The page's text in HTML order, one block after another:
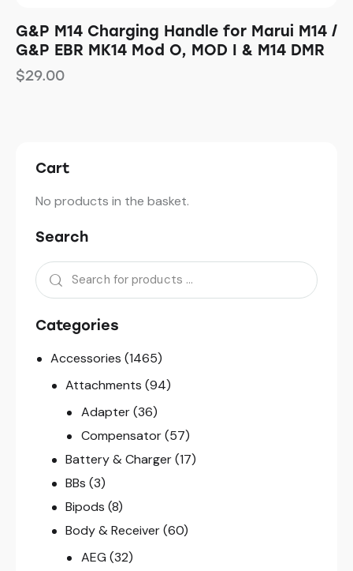
G&P M14 Charging Handle for Marui M14 /
G&P EBR MK14 Mod O, MOD I & M14 DMR
$29.00
Cart
No products in the basket.
Search
Categories
Accessories (1465)
Attachments (94)
Adapter (36)
Compensator (57)
Battery & Charger (17)
BBs (3)
Bipods (8)
Body & Receiver (60)
AEG (32)